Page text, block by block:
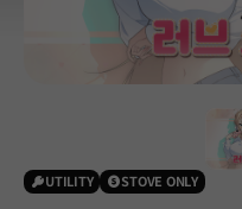
UTILITY STOVE ONLY